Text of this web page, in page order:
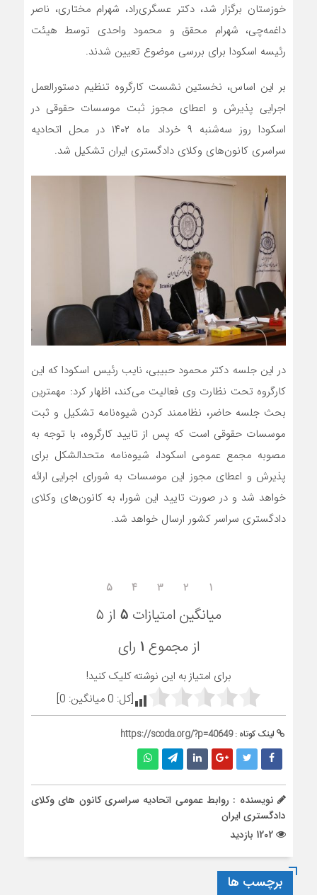
خوزستان برگزار شد، دکتر عسگری‌راد، شهرام مختاری، ناصر
داغمه‌چی، شهرام محقق و محمود واحدی توسط هیئت
رئیسه اسکودا برای بررسی موضوع تعیین شدند.
بر این اساس، نخستین نشست کارگروه تنظیم دستورالعمل
اجرایی پذیرش و اعطای مجوز ثبت موسسات حقوقی در
اسکودا روز سه‌شنبه ۹ خرداد ماه ۱۴۰۲ در محل اتحادیه
سراسری کانون‌های وکلای دادگستری ایران تشکیل شد.
در این جلسه دکتر محمود حبیبی، نایب رئیس اسکودا که این
کارگروه تحت نظارت وی فعالیت می‌کند، اظهار کرد: مهمترین
بحث جلسه حاضر، نظام­مند کردن شیوه‌نامه تشکیل و ثبت
موسسات حقوقی است که پس از تایید کارگروه، با توجه به
مصوبه مجمع عمومی اسکودا، شیوه‌نامه متحدالشکل برای
پذیرش و اعطای مجوز این موسسات به شورای اجرایی ارائه
خواهد شد و در صورت تایید این شورا، به کانون‌های وکلای
دادگستری سراسر کشور ارسال خواهد شد.
۱ ۲ ۳ ۴ ۵
میانگین امتیازات ۵ از ۵
از مجموع ۱ رای
برای امتیاز به این نوشته کلیک کنید!
[کل: 0میانگین: 0
]
لینک کوتاه :https://scoda.org/?p=40649
نویسنده : روابط عمومی اتحادیه سراسری کانون های وکلای
دادگستری ایران
برچسب ها